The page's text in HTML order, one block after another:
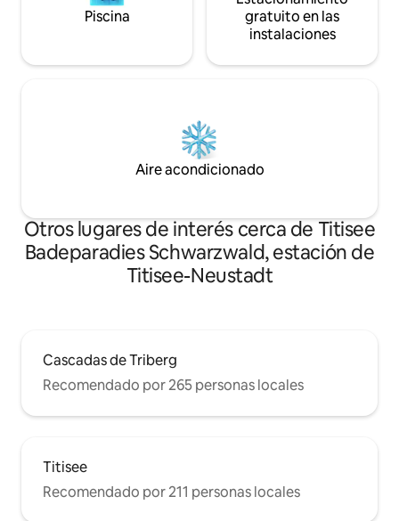
Piscina
gratuito en las
instalaciones
Aire acondicionado
Otros lugares de interés cerca de Titisee
Badeparadies Schwarzwald, estación de
Titisee-Neustadt
Cascadas de Triberg
Recomendado por 265 personas locales
Titisee
Recomendado por 211 personas locales